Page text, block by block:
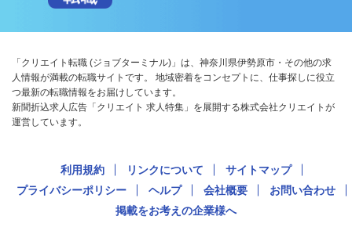
「クリエイト転職 (ジョブターミナル)」は、神奈川県伊勢原市・その他の求
人情報が満載の転職サイトです。 地域密着をコンセプトに、仕事探しに役立
つ最新の転職情報をお届けしています。
新聞折込求人広告「クリエイト 求人特集」を展開する株式会社クリエイトが
運営しています。
利用規約 リンクについて
サイトマップ
プライバシーポリシー
ヘルプ 会社概要
お問い合わせ
掲載をお考えの企業様へ